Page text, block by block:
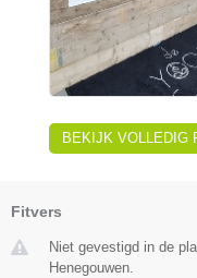
BEKIJK VOLLEDIG
Fitvers
Niet gevestigd in de
Henegouwen.